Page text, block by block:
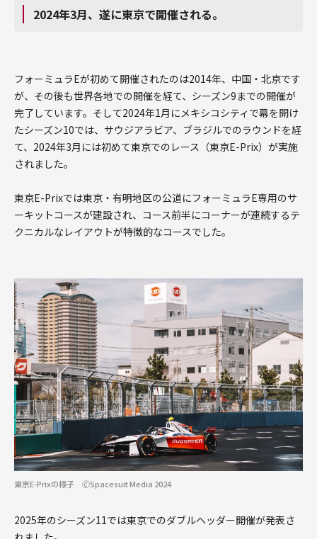
2024年3月、遂に東京で開催される。
フォーミュラEが初めて開催されたのは2014年、中国・北京です
が、その後も世界各地での開催を経て、シーズン9までの開催が
完了しています。そして2024年1月にメキシコシティで幕を開け
たシーズン10では、サウジアラビア、ブラジルでのラウンドを経
て、2024年3月には初めて東京でのレース（東京E-Prix）が実施
されました。
東京E-Prixでは東京・有明地区の公道にフォーミュラE専用のサ
ーキットコースが建設され、コース前半にコーナーが連続するテ
クニカルなレイアウトが特徴的なコースでした。
東京E-Prixの様子 🄫Spacesuit Media 2024
2025年のシーズン11では東京でのダブルヘッダー開催が発表さ